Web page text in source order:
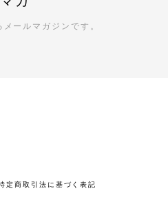
ールマガジンです。
定商取引法に基づく表記